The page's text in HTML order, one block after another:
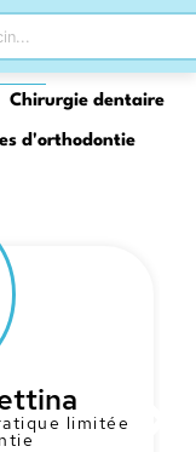
Chirurgie dentaire
d'orthodontie
limitée